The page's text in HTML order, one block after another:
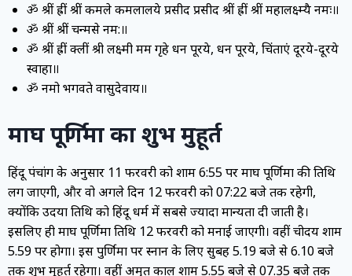
ॐ श्रीं ह्रीं श्रीं कमले कमलालये प्रसीद प्रसीद श्रीं ह्रीं श्रीं महालक्ष्म्यै नमः॥
ॐ श्रीं श्रीं चन्द्रमसे नम:॥
ॐ श्रीं ह्रीं क्लीं श्री लक्ष्मी मम गृहे धन पूरये, धन पूरये, चिंताएं दूरये-दूरये
स्वाहा॥
ॐ नमो भगवते वासुदेवाय॥
माघ पूर्णिमा का शुभ मुहूर्त
हिंदू पंचांग के अनुसार 11 फरवरी को शाम 6:55 पर माघ पूर्णिमा की तिथि
लग जाएगी, और वो अगले दिन 12 फरवरी को 07:22 बजे तक रहेगी,
क्योंकि उदया तिथि को हिंदू धर्म में सबसे ज्यादा मान्यता दी जाती है।
इसलिए ही माघ पूर्णिमा तिथि 12 फरवरी को मनाई जाएगी। वहीं चंद्रोदय शाम
5.59 पर होगा। इस पुर्णिमा पर स्नान के लिए सुबह 5.19 बजे से 6.10 बजे
तक शुभ मुहूर्त रहेगा। वहीं अमृत काल शाम 5.55 बजे से 07.35 बजे तक